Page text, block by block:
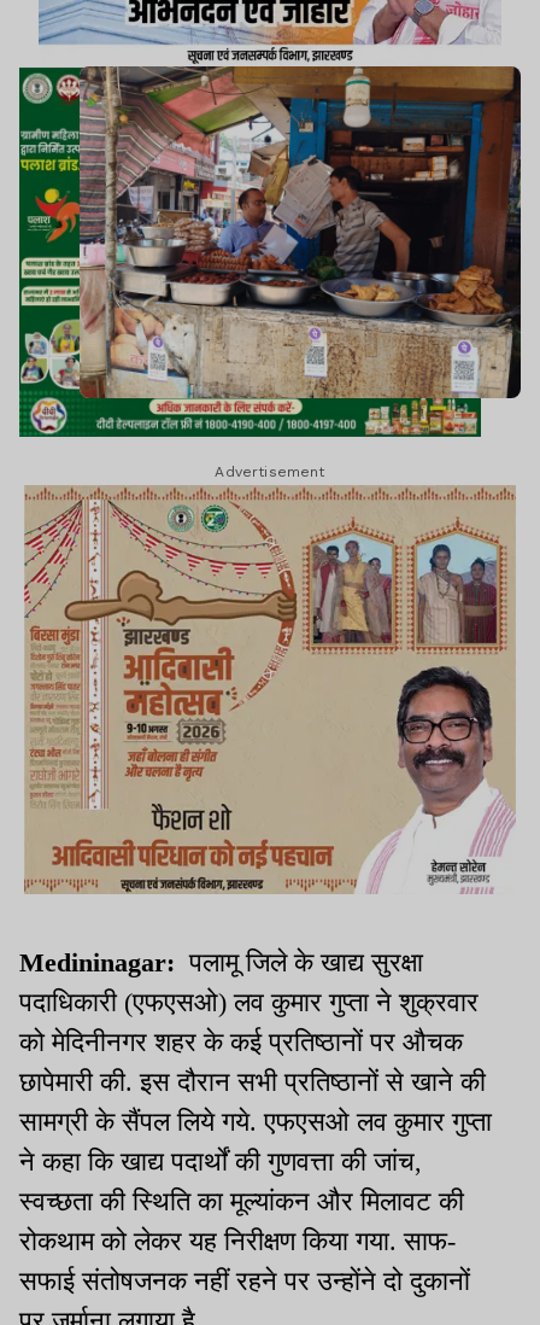
Advertisement
Medininagar: पलामू जिले के खाद्य सुरक्षा
पदाधिकारी (एफएसओ) लव कुमार गुप्ता ने शुक्रवार
को मेदिनीनगर शहर के कई प्रतिष्ठानों पर औचक
छापेमारी की. इस दौरान सभी प्रतिष्ठानों से खाने की
सामग्री के सैंपल लिये गये. एफएसओ लव कुमार गुप्ता
ने कहा कि खाद्य पदार्थों की गुणवत्ता की जांच,
स्वच्छता की स्थिति का मूल्यांकन और मिलावट की
रोकथाम को लेकर यह निरीक्षण किया गया. साफ-
सफाई संतोषजनक नहीं रहने पर उन्होंने दो दुकानों